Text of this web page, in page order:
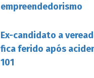
empreendedorismo
Ex-candidato a
fica ferido após
101